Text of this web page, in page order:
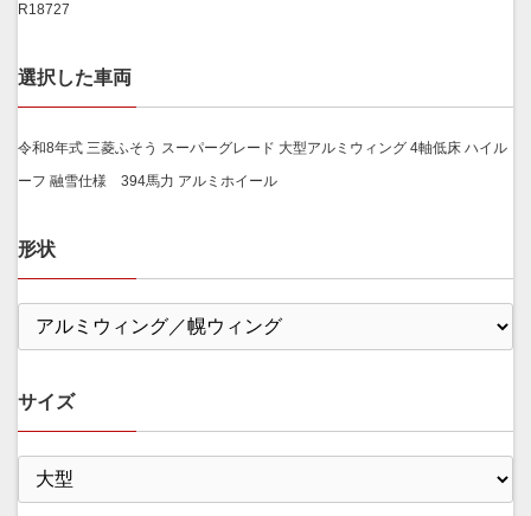
R18727
選択した車両
令和8年式 三菱ふそう スーパーグレード 大型アルミウィング 4軸低床 ハイル
ーフ 融雪仕様 394馬力 アルミホイール
形状
サイズ